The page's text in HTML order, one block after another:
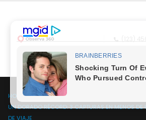
HOME
UN DORADO RÉCORD: 3 CAPTURAS EN MENOS
DE VIAJE